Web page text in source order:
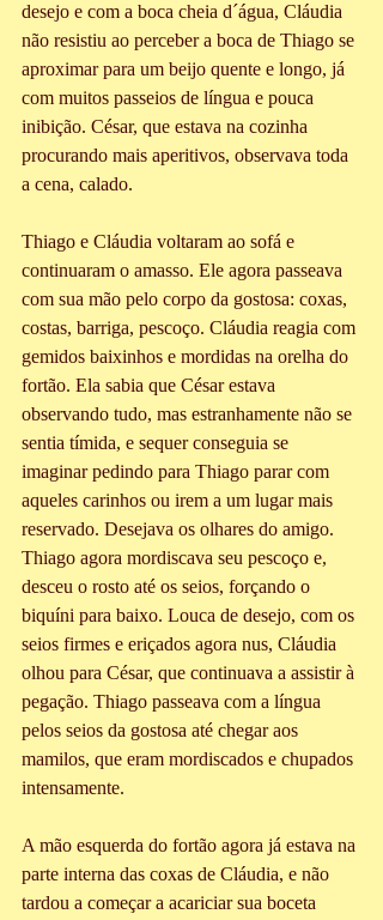
desejo e com a boca cheia d´água, Cláudia
não resistiu ao perceber a boca de Thiago se
aproximar para um beijo quente e longo, já
com muitos passeios de língua e pouca
inibição. César, que estava na cozinha
procurando mais aperitivos, observava toda
a cena, calado.
Thiago e Cláudia voltaram ao sofá e
continuaram o amasso. Ele agora passeava
com sua mão pelo corpo da gostosa: coxas,
costas, barriga, pescoço. Cláudia reagia com
gemidos baixinhos e mordidas na orelha do
fortão. Ela sabia que César estava
observando tudo, mas estranhamente não se
sentia tímida, e sequer conseguia se
imaginar pedindo para Thiago parar com
aqueles carinhos ou irem a um lugar mais
reservado. Desejava os olhares do amigo.
Thiago agora mordiscava seu pescoço e,
desceu o rosto até os seios, forçando o
biquíni para baixo. Louca de desejo, com os
seios firmes e eriçados agora nus, Cláudia
olhou para César, que continuava a assistir à
pegação. Thiago passeava com a língua
pelos seios da gostosa até chegar aos
mamilos, que eram mordiscados e chupados
intensamente.
A mão esquerda do fortão agora já estava na
parte interna das coxas de Cláudia, e não
tardou a começar a acariciar sua boceta